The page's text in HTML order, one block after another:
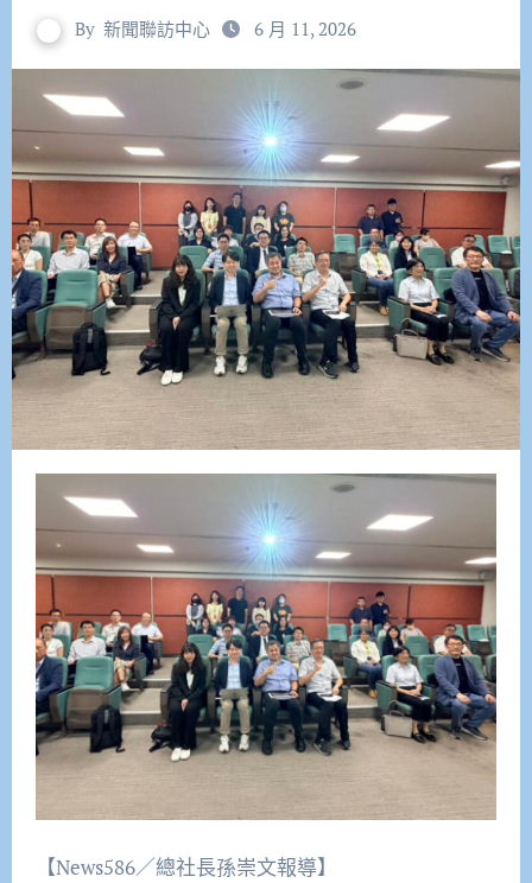
By 新聞聯訪中心 6 月 11, 2026
【News586／總社長孫崇文報導】